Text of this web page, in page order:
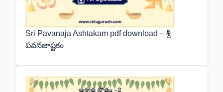
Sri Pavanaja Ashtakam pdf download – శ్రీ
పవనజాష్టకం